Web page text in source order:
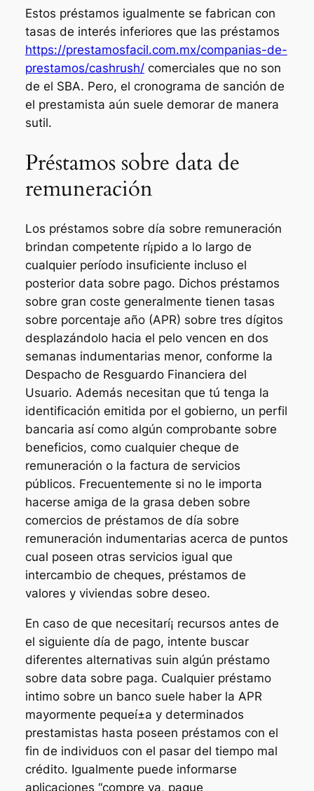
Estos préstamos igualmente se fabrican con
tasas de interés inferiores que las préstamos
https://prestamosfacil.com.mx/companias-de-
prestamos/cashrush/comerciales que no son
de el SBA. Pero, el cronograma de sanción de
el prestamista aún suele demorar de manera
sutil.
Préstamos sobre data de
remuneración
Los préstamos sobre día sobre remuneración
brindan competente rí¡pido a lo largo de
cualquier período insuficiente incluso el
posterior data sobre pago. Dichos préstamos
sobre gran coste generalmente tienen tasas
sobre porcentaje año (APR) sobre tres dígitos
desplazándolo hacia el pelo vencen en dos
semanas indumentarias menor, conforme la
Despacho de Resguardo Financiera del
Usuario. Además necesitan que tú tenga la
identificación emitida por el gobierno, un perfil
bancaria así­ como algún comprobante sobre
beneficios, como cualquier cheque de
remuneración o la factura de servicios
públicos. Frecuentemente si no le importa
hacerse amiga de la grasa deben sobre
comercios de préstamos de día sobre
remuneración indumentarias acerca de puntos
cual poseen otras servicios igual que
intercambio de cheques, préstamos de
valores y viviendas sobre deseo.
En caso de que necesitarí¡ recursos antes de
el siguiente día de pago, intente buscar
diferentes alternativas suin algún préstamo
sobre data sobre paga. Cualquier préstamo
intimo sobre un banco suele haber la APR
mayormente pequeí±a y determinados
prestamistas hasta poseen préstamos con el
fin de individuos con el pasar del tiempo mal
crédito. Igualmente puede informarse
aplicaciones “compre ya, pague